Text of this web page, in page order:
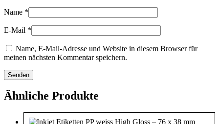
Name *
E-Mail *
Name, E-Mail-Adresse und Website in diesem Browser für
meinen nächsten Kommentar speichern.
Ähnliche Produkte